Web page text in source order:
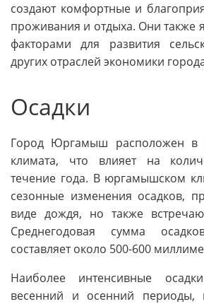
создают комфортные и
проживания и отдыха. Они также
факторами для развития
других отраслей экономики
Осадки
Город Юргамыш расположен в
климата, что влияет на
течение года. В юргамышском
сезонные изменения осадков,
виде дождя, но также
Среднегодовая сумма
составляет около 500-600
Наиболее интенсивные
весенний и осенний периоды,